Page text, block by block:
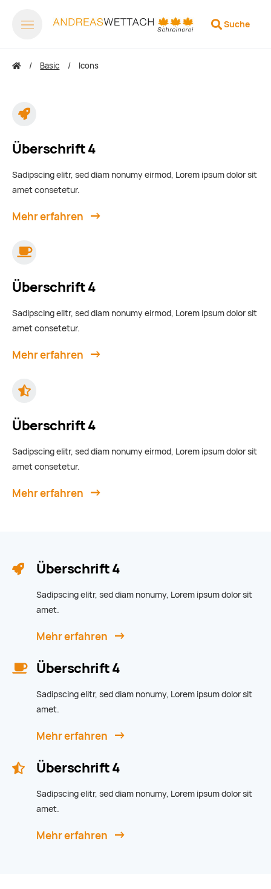
Suche
Basic Icons
Überschrift 4
Sadipscing elitr, sed diam nonumy eirmod, Lorem ipsum dolor sit
amet consetetur.
Mehr erfahren
Überschrift 4
Sadipscing elitr, sed diam nonumy eirmod, Lorem ipsum dolor sit
amet consetetur.
Mehr erfahren
Überschrift 4
Sadipscing elitr, sed diam nonumy eirmod, Lorem ipsum dolor sit
amet consetetur.
Mehr erfahren
Überschrift 4
Sadipscing elitr, sed diam nonumy, Lorem ipsum dolor sit
amet.
Mehr erfahren
Überschrift 4
Sadipscing elitr, sed diam nonumy, Lorem ipsum dolor sit
amet.
Mehr erfahren
Überschrift 4
Sadipscing elitr, sed diam nonumy, Lorem ipsum dolor sit
amet.
Mehr erfahren